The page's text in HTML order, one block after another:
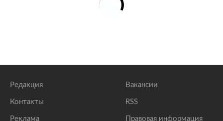
Редакция
Контакты
Реклама
Вакансии
RSS
Правовая информация